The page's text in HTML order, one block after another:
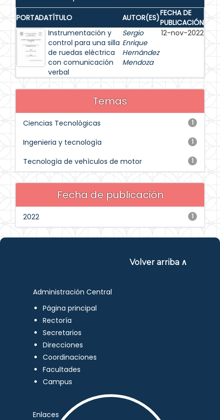
PORTADATÍTULO AUTOR(ES)FECHA DE
PUBLICACIÓN
Instrumentación y
control para una silla
de ruedas eléctrica
con comunicación
verbal
Sergio
Enrique
Hernández
Mendoza
12-nov-2022
Temas
1
Ciencias Tecnològicas
1
Ingenieria y tecnologìa
1
Tecnologìa de vehìculos de motor
Fecha de publicación
1
2022
Volver arriba ∧
Administración Central
Página principal
Rectoría
Secretarios
Direcciones
Coordinaciones
Facultades
Campus
Enlaces